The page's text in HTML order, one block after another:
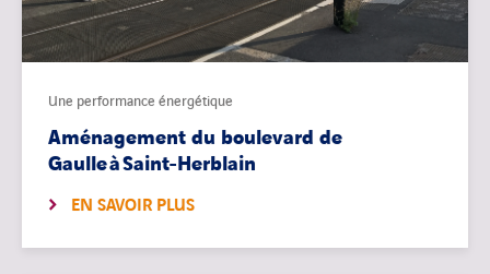
Une performance énergétique
Aménagement du boulevard de
Gaulle à Saint-Herblain
EN SAVOIR PLUS